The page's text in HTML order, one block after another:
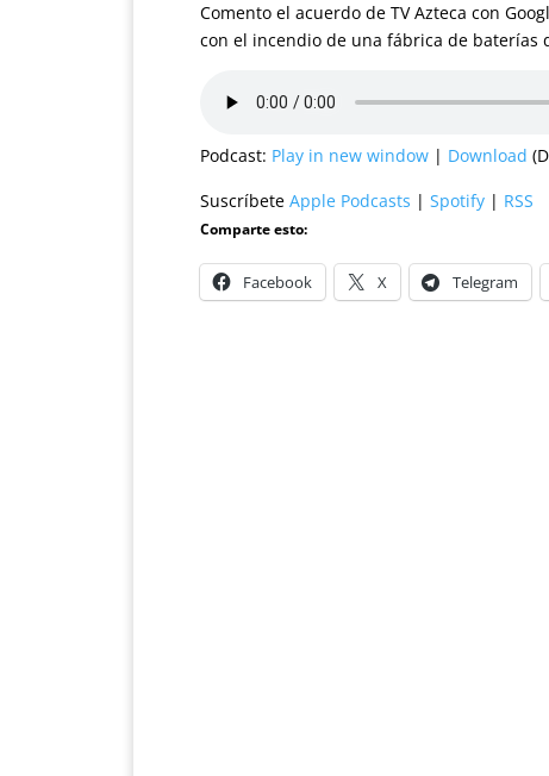
Comento el acuerdo de TV Azteca con
con el incendio de una fábrica de baterías
Podcast: Play in new window | Download
Suscríbete Apple Podcasts | Spotify | RSS
Comparte esto:
Facebook X Telegram